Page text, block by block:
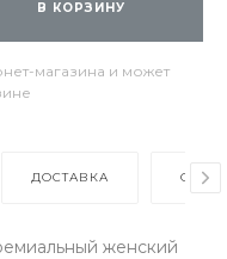
В КОРЗИНУ
магазина и может
ДОСТАВКА
женский